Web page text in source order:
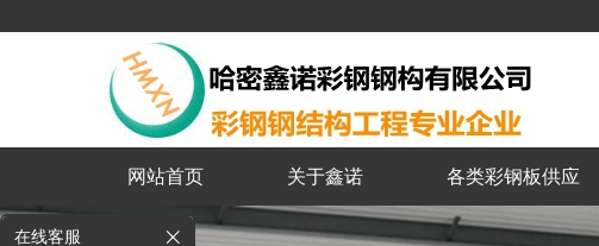
网站首页 关于鑫诺 各类彩钢板供应
在线客服